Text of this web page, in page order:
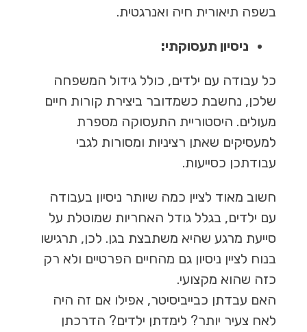
בשפה תיאורית חיה ואנרגטית.
ניסיון תעסוקתי:
כל עבודה עם ילדים, כולל גידול המשפחה
שלכן, נחשבת כשמדובר ביצירת קורות חיים
מעולים. היסטוריית התעסוקה מספרת
למעסיקים שאתן רציניות ומסורות לגבי
עבודתכן כסייעות.
חשוב מאוד לציין כמה שיותר ניסיון בעבודה
עם ילדים, בגלל גודל האחריות שמוטלת על
סייעת מרגע שהיא משתבצת בגן. לכן, תרגישו
בנוח לציין ניסיון גם מהחיים הפרטיים ולא רק
כזה שהוא מקצועי.
האם עבדתן כבייביסיטר, אפילו אם זה היה
לאח צעיר יותר? לימדתן ילדים? הדרכתן